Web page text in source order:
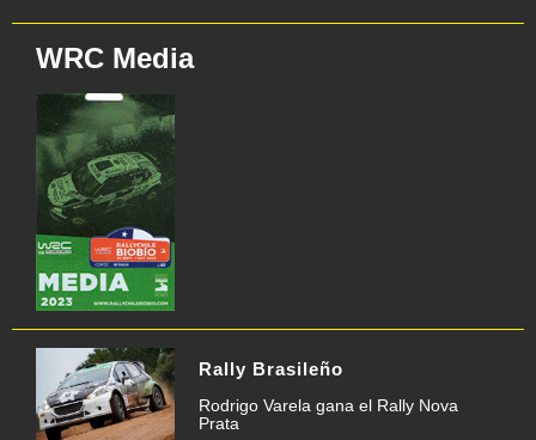
Rally Brasileño
Rodrigo Varela gana el Rally Nova
Prata
WRC Media